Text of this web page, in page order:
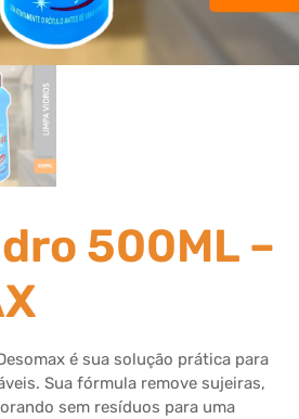
500ML –
é sua solução prática para
Sua fórmula remove sujeiras,
sem resíduos para uma